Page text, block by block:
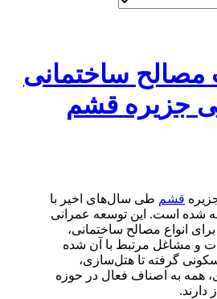
مصالح ساختمانی
جزیره قشم
قشم طی سال‌های اخیر با
شده است. این توسعه عمرانی
انواع مصالح ساختمانی،
و مشاغل مرتبط با آن شده
گرفته تا هتل‌سازی،
همه به اصناف فعال در حوزه
دارند.